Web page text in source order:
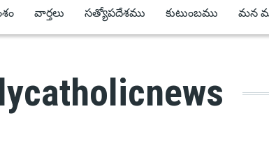
వార్తలు సత్యోపదేశము కుటుంబము మన